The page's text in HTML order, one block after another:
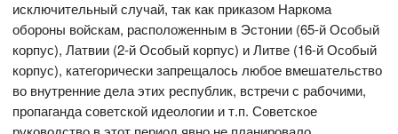
исключительный случай, так как приказом Наркома
обороны войскам, расположенным в Эстонии (65-й Особый
корпус), Латвии (2-й Особый корпус) и Литве (16-й Особый
корпус), категорически запрещалось любое вмешательство
во внутренние дела этих республик, встречи с рабочими,
пропаганда советской идеологии и т.п. Советское